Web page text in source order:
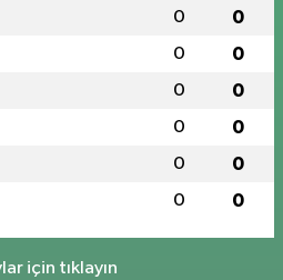
0 0
0 0
0 0
0 0
0 0
0 0
için tıklayın